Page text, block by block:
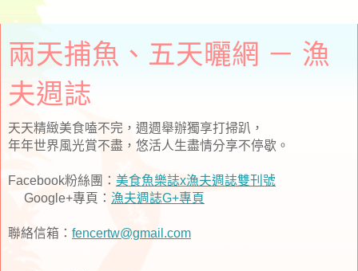
兩天捕魚、五天曬網 － 漁
夫週誌
天天精緻美食嗑不完，週週舉辦獨享打掃趴，
年年世界風光賞不盡，悠活人生盡情分享不停歇。
Facebook粉絲團： 美食魚樂誌x漁夫週誌雙刊號
Google+專頁： 漁夫週誌G+專頁
聯絡信箱： fencertw@gmail.com